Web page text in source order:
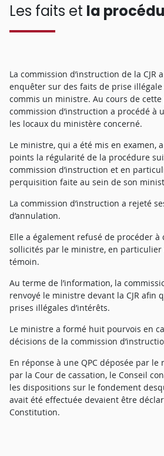
Les faits et la
La commission d’instruction de la CJR
enquêter sur des faits de prise illégale
commis un ministre. Au cours de
commission d’instruction a procédé à
les locaux du ministère concerné.
Le ministre, qui a été mis en examen,
points la régularité de la procédure
commission d’instruction et en
perquisition faite au sein de son
La commission d’instruction a rejeté
d’annulation.
Elle a également refusé de procéder à
sollicités par le ministre, en
témoin.
Au terme de l’information, la
renvoyé le ministre devant la CJR afin
prises illégales d’intérêts.
Le ministre a formé huit pourvois en
décisions de la commission
En réponse à une QPC déposée par
par la Cour de cassation, le Conseil
les dispositions sur le fondement
avait été effectuée devaient être
Constitution.